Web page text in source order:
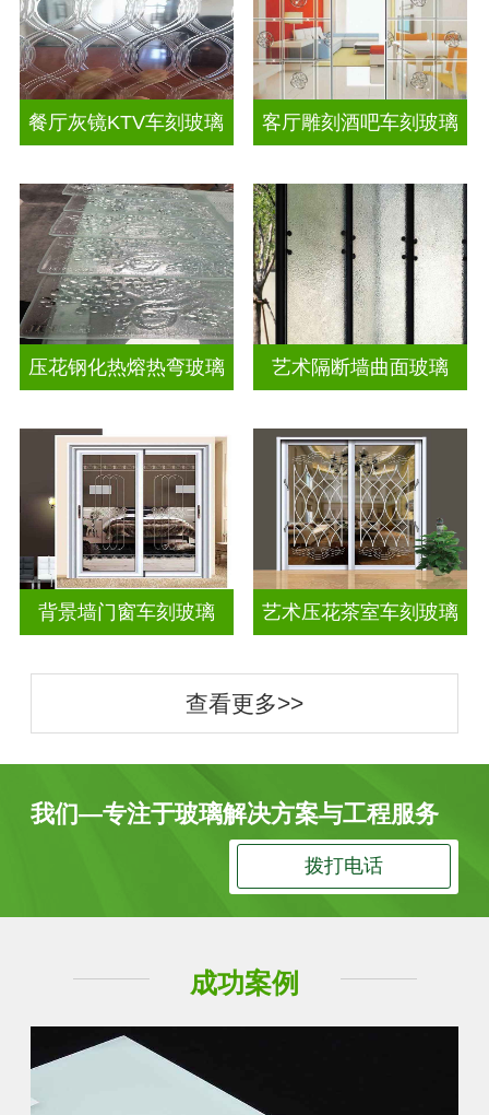
餐厅灰镜KTV车刻玻璃 客厅雕刻酒吧车刻玻璃
压花钢化热熔热弯玻璃 艺术隔断墙曲面玻璃
背景墙门窗车刻玻璃 艺术压花茶室车刻玻璃
查看更多>>
我们—专注于玻璃解决方案与工程服务
拨打电话
成功案例